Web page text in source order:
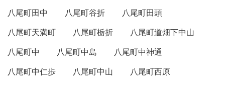
八尾町田中
八尾町谷折
八尾町田頭
八尾町天満町
八尾町栃折
八尾町道畑下中山
八尾町中
八尾町中島
八尾町中神通
八尾町中仁歩
八尾町中山
八尾町西原